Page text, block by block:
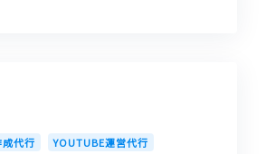
代行
YOUTUBE運営代行